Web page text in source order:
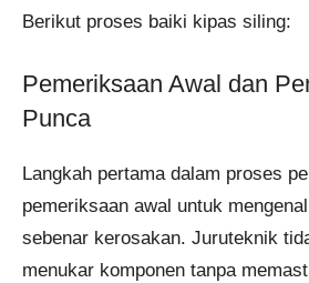
Berikut proses baiki kipas siling:
Pemeriksaan Awal dan
Punca
Langkah pertama dalam proses
pemeriksaan awal untuk
sebenar kerosakan. Juruteknik
menukar komponen tanpa